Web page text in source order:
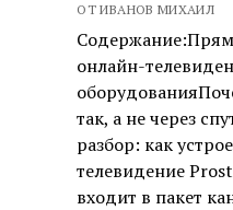
ОТ ИВАНОВ МИХАИЛ
онлайн-
так, а не через
разбор: как
телевидение
входит в пакет